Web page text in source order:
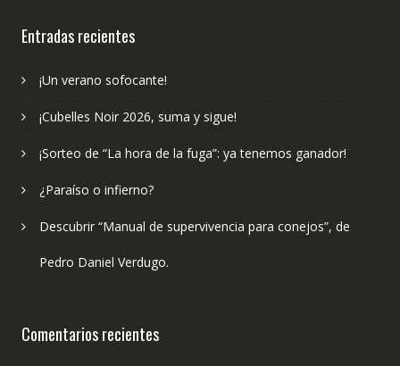
Entradas recientes
¡Un verano sofocante!
¡Cubelles Noir 2026, suma y sigue!
¡Sorteo de “La hora de la fuga”: ya tenemos ganador!
¿Paraíso o infierno?
Descubrir “Manual de supervivencia para conejos”, de
Pedro Daniel Verdugo.
Comentarios recientes